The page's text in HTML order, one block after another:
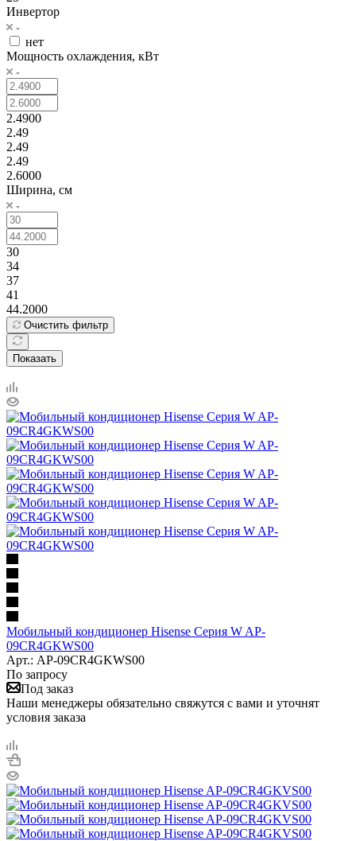
Инвертор
нет
Мощность охлаждения, кВт
2.4900
2.49
2.49
2.49
2.6000
Ширина, см
30
34
37
41
44.2000
Очистить фильтр
Показать
Мобильный кондиционер Hisense Серия W AP-
09CR4GKWS00
Арт.: AP-09CR4GKWS00
По запросу
Под заказ
Наши менеджеры обязательно свяжутся с вами и уточнят
условия заказа